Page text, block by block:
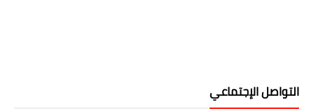
التواصل الإجتماعي